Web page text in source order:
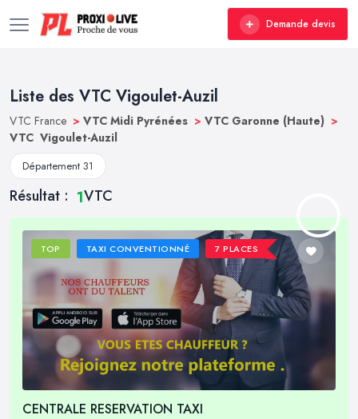
Demande devis
Liste des VTC Vigoulet-Auzil
VTC France > VTC Midi Pyrénées > VTC Garonne (Haute) >
VTC Vigoulet-Auzil
Département 31
Résultat : 1VTC
TOP TAXI CONVENTIONNÉ 7 PLACES
CENTRALE RESERVATION TAXI